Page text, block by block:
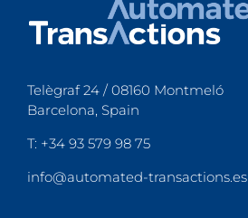
Telègraf 24 / 08160 Montmeló
Barcelona, Spain
T: +34 93 579 98 75
info@automated-transactions.es